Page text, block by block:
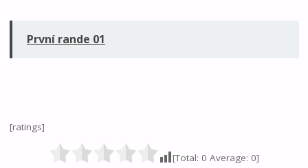
První rande 01
[ratings]
[Total: 0 Average: 0]